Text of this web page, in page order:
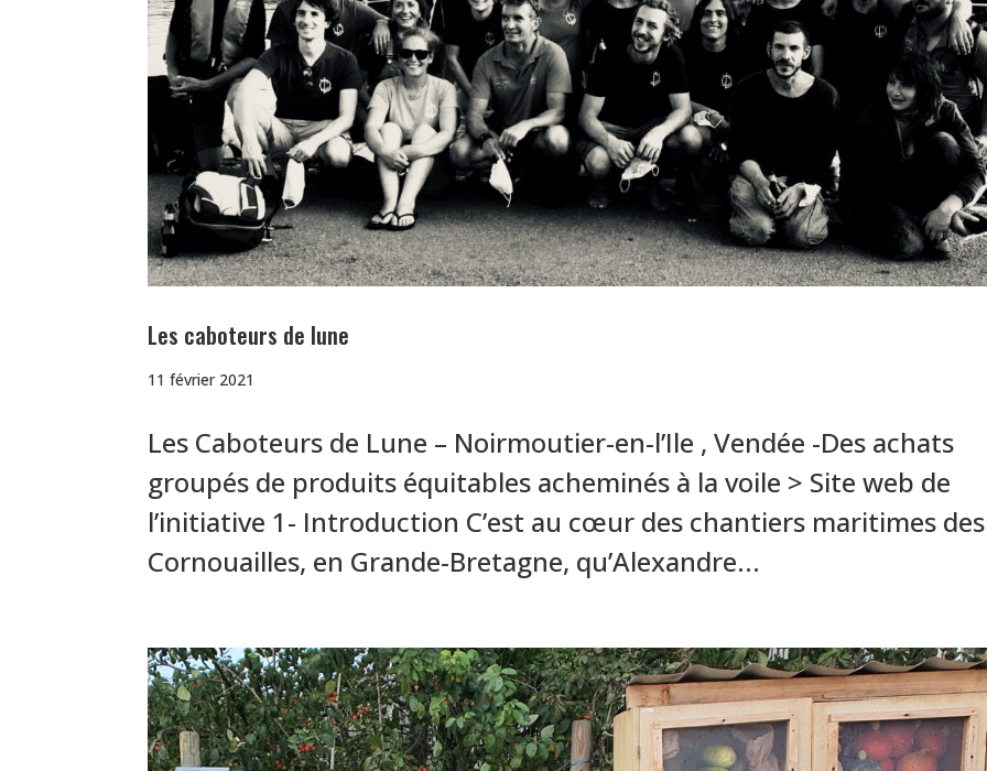
Les caboteurs de lune
11 février 2021
Les Caboteurs de Lune – Noirmoutier-en-l’Ile , Vendée -Des achats
groupés de produits équitables acheminés à la voile > Site web de
l’initiative 1- Introduction C’est au cœur des chantiers maritimes des
Cornouailles, en Grande-Bretagne, qu’Alexandre...